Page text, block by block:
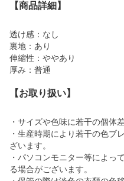
【商品詳細】
透け感：なし
裏地：あり
伸縮性：ややあり
厚み：普通
【お取り扱い】
・サイズや色味に若干の個体
・生産時期により若干の色ブ
ざいます。
・パソコンモニター等によっ
る場合がございます。